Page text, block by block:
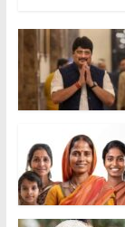
c
e
b
o
o
k